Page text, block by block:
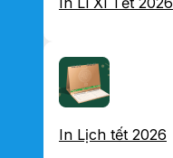
In Lịch tết 2026